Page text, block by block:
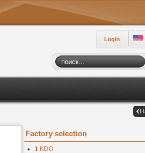
Login
Factory selection
1 KDO